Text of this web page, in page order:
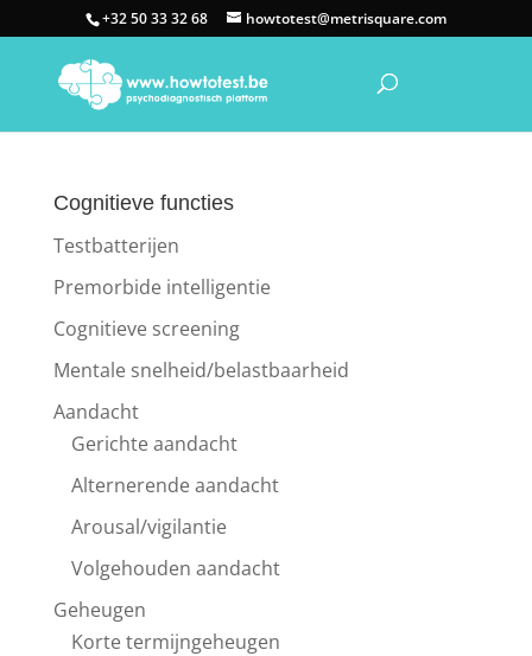
+32 50 33 32 68 howtotest@metrisquare.com
Cognitieve functies
Testbatterijen
Premorbide intelligentie
Cognitieve screening
Mentale snelheid/belastbaarheid
Aandacht
Gerichte aandacht
Alternerende aandacht
Arousal/vigilantie
Volgehouden aandacht
Geheugen
Korte termijngeheugen